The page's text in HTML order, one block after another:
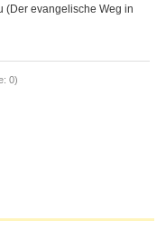
(Der evangelische Weg in
0)